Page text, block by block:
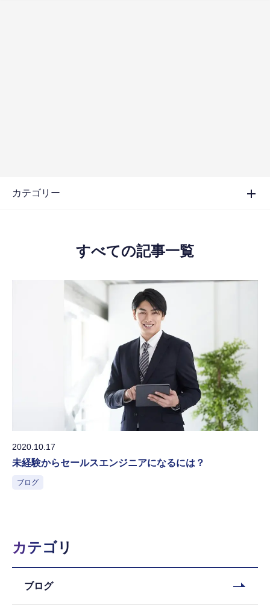
カテゴリー
すべての記事一覧
2020.10.17
未経験からセールスエンジニアになるには？
ブログ
カテゴリ
ブログ